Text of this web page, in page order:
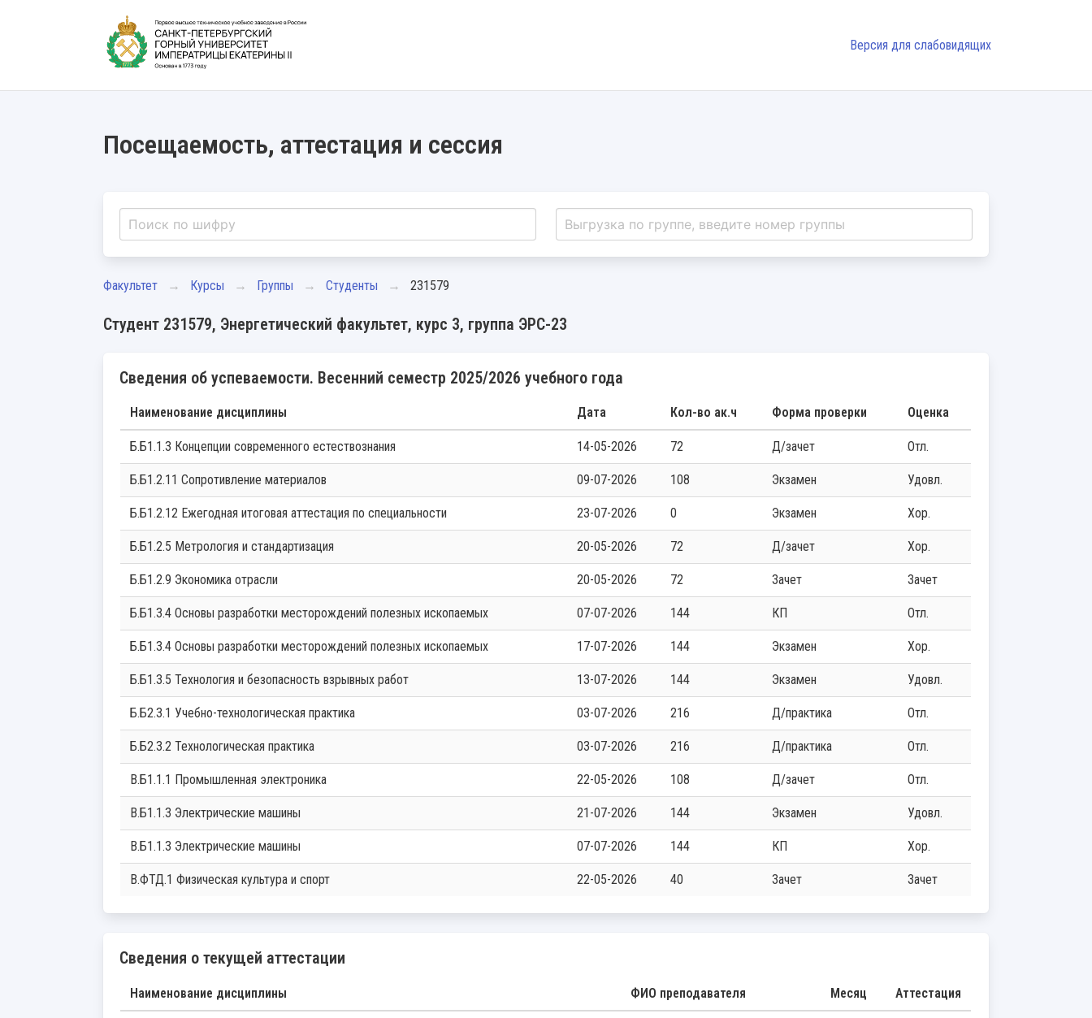
Версия для слабовидящих
Посещаемость, аттестация и сессия
Факультет Курсы Группы Студенты 231579
Студент 231579, Энергетический факультет, курс 3, группа ЭРС-23
Сведения об успеваемости. Весенний семестр 2025/2026 учебного года
Наименование дисциплины Дата Кол-во ак.ч Форма проверки Оценка
Б.Б1.1.3 Концепции современного естествознания 14-05-2026 72 д/зачет Отл.
Б.Б1.2.11 Сопротивление материалов 09-07-2026 108 экзамен Удовл.
Б.Б1.2.12 Ежегодная итоговая аттестация по специальности 23-07-2026 0 экзамен Хор.
Б.Б1.2.5 Метрология и стандартизация 20-05-2026 72 д/зачет Хор.
Б.Б1.2.9 Экономика отрасли 20-05-2026 72 зачет Зачет
Б.Б1.3.4 Основы разработки месторождений полезных ископаемых 07-07-2026 144 КП Отл.
Б.Б1.3.4 Основы разработки месторождений полезных ископаемых 17-07-2026 144 экзамен Хор.
Б.Б1.3.5 Технология и безопасность взрывных работ 13-07-2026 144 экзамен Удовл.
Б.Б2.3.1 Учебно-технологическая практика 03-07-2026 216 д/практика Отл.
Б.Б2.3.2 Технологическая практика 03-07-2026 216 д/практика Отл.
В.Б1.1.1 Промышленная электроника 22-05-2026 108 д/зачет Отл.
В.Б1.1.3 Электрические машины 21-07-2026 144 экзамен Удовл.
В.Б1.1.3 Электрические машины 07-07-2026 144 КП Хор.
В.ФТД.1 Физическая культура и спорт 22-05-2026 40 зачет Зачет
Сведения о текущей аттестации
Наименование дисциплины ФИО преподавателя Месяц Аттестация